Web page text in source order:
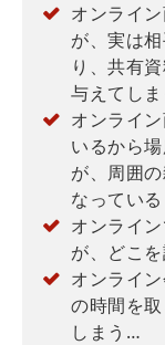
オンライ
が、実は
り、共有
与えてし
オンライ
いるから
が、周囲
なっている
オンライ
が、どこ
オンライ
の時間を
しまう…